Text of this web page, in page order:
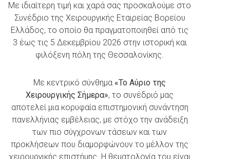
Με ιδιαίτερη τιμή και χαρά σας προσκαλούμε στο
Συνέδριο της Χειρουργικής Εταιρείας Βορείου
Ελλάδος, το οποίο θα πραγματοποιηθεί από τις
3 έως τις 5 Δεκεμβρίου 2026 στην ιστορική και
φιλόξενη πόλη της Θεσσαλονίκης.
Με κεντρικό σύνθημα «Το Αύριο της
Χειρουργικής Σήμερα», το συνέδριό μας
αποτελεί μια κορυφαία επιστημονική συνάντηση
πανελλήνιας εμβέλειας, με στόχο την ανάδειξη
των πιο σύγχρονων τάσεων και των
προκλήσεων που διαμορφώνουν το μέλλον της
χειρουργικής επιστήμης. Η θεματολογία του είναι